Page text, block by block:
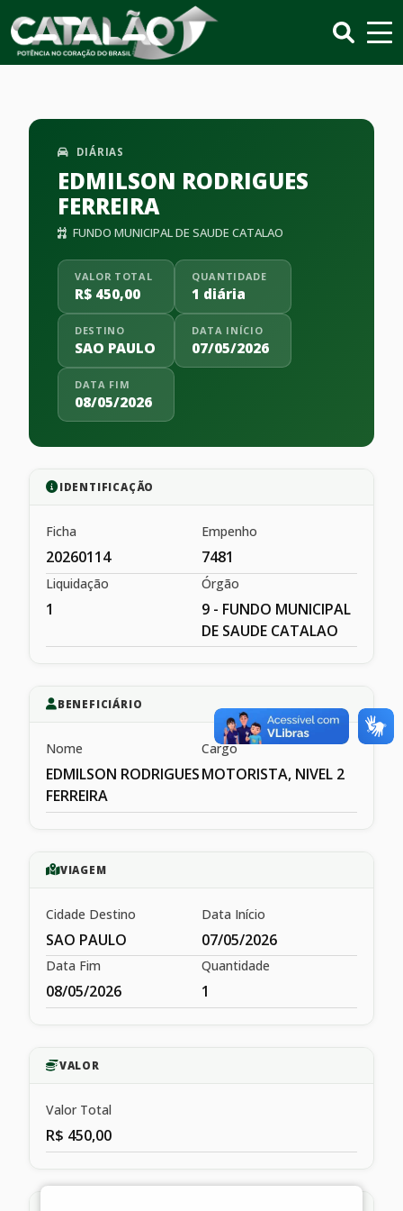
DIÁRIAS
EDMILSON RODRIGUES
FERREIRA
FUNDO MUNICIPAL DE SAUDE CATALAO
VALOR TOTAL
R$ 450,00
QUANTIDADE
1 diária
DESTINO
SAO PAULO
DATA INÍCIO
07/05/2026
DATA FIM
08/05/2026
IDENTIFICAÇÃO
Ficha
20260114
Empenho
7481
Liquidação
1
Órgão
9 - FUNDO MUNICIPAL
DE SAUDE CATALAO
BENEFICIÁRIO
Nome
EDMILSON RODRIGUES
FERREIRA
Cargo
MOTORISTA, NIVEL 2
VIAGEM
Cidade Destino
SAO PAULO
Data Início
07/05/2026
Data Fim
08/05/2026
Quantidade
1
VALOR
Valor Total
R$ 450,00